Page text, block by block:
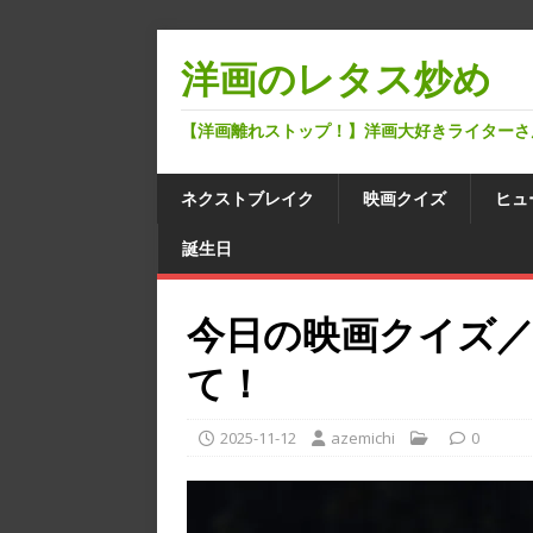
洋画のレタス炒め
【洋画離れストップ！】洋画大好きライター
ネクストブレイク 映画クイズ ヒ
誕生日
今日の映画クイズ
て！
2025-11-12 azemichi 0